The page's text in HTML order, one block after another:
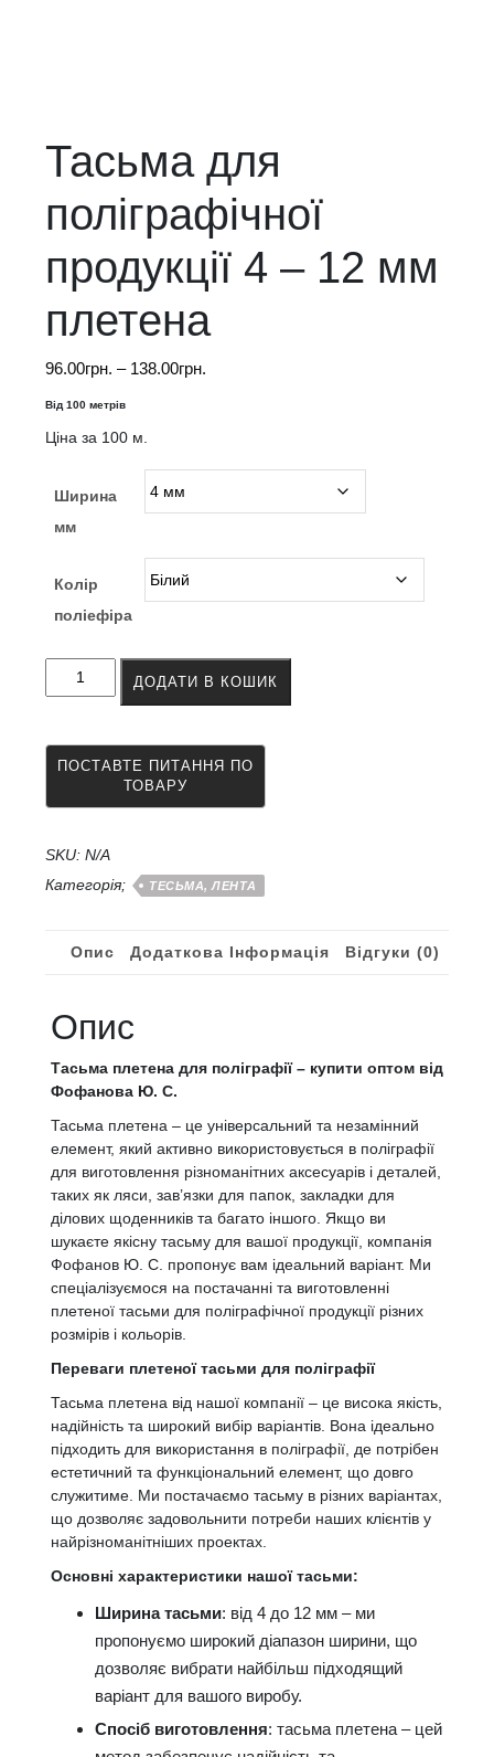
Тасьма для
поліграфічної
продукції 4 – 12 мм
плетена
96.00грн. – 138.00грн.
до
Від 100 метрів
Ціна за 100 м.
Ширина
мм
Колір
поліефіра
Тасьма
12
плетена
кількість
ДОДАТИ В КОШИК
SKU: N/A
Категорія;
ТЕСЬМА, ЛЕНТА
Опис Додаткова Інформація Відгуки (0)
Опис
Тасьма плетена для поліграфії – купити оптом від
Фофанова Ю. С.
Тасьма плетена – це універсальний та незамінний
елемент, який активно використовується в поліграфії
для виготовлення різноманітних аксесуарів і деталей,
таких як ляси, зав’язки для папок, закладки для
ділових щоденників та багато іншого. Якщо ви
шукаєте якісну тасьму для вашої продукції, компанія
Фофанов Ю. С. пропонує вам ідеальний варіант. Ми
спеціалізуємося на постачанні та виготовленні
плетеної тасьми для поліграфічної продукції різних
розмірів і кольорів.
Переваги плетеної тасьми для поліграфії
Тасьма плетена від нашої компанії – це висока якість,
надійність та широкий вибір варіантів. Вона ідеально
підходить для використання в поліграфії, де потрібен
естетичний та функціональний елемент, що довго
служитиме. Ми постачаємо тасьму в різних варіантах,
що дозволяє задовольнити потреби наших клієнтів у
найрізноманітніших проектах.
Основні характеристики нашої тасьми:
Ширина тасьми: від 4 до 12 мм – ми
пропонуємо широкий діапазон ширини, що
дозволяє вибрати найбільш підходящий
варіант для вашого виробу.
Спосіб виготовлення: тасьма плетена – цей